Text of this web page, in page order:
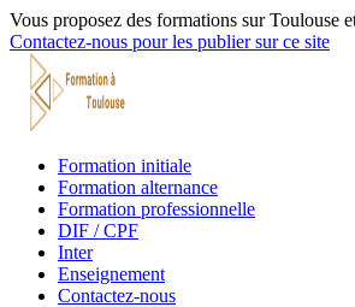
Vous proposez des formations sur Toulouse
Contactez-nous pour les publier sur ce site
Formation initiale
Formation alternance
Formation professionnelle
DIF / CPF
Inter
Enseignement
Contactez-nous